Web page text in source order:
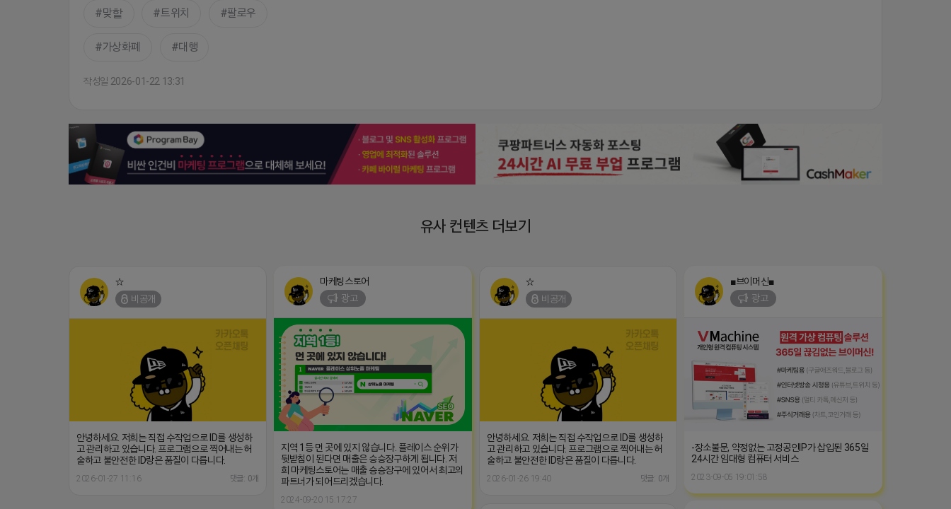
맞핱 트위치 팔로우
가상화폐 대행
작성일 2026-01-22 13:31
유사 컨텐츠 더보기
☆
비공개
안녕하세요. 저희는 직접 수작업으로 ID를 생성하
고 관리하고 있습니다. 프로그램으로 찍어내는 허
술하고 불안전한 ID랑은 품질이 다릅니다.
2026-01-27 11:16 댓글: 0개
마케팅스토어
광고
지역 1등 먼 곳에 있지 않습니다. 플레이스 순위가
뒷받침이 된다면 매출은 승승장구하게 됩니다. 저
희 마케팅스토어는 매출 승승장구에 있어서 최고의
파트너가 되어드리겠습니다.
2024-09-20 15:17:27
☆
비공개
안녕하세요. 저희는 직접 수작업으로 ID를 생성하
고 관리하고 있습니다. 프로그램으로 찍어내는 허
술하고 불안전한 ID랑은 품질이 다릅니다.
2026-01-26 19:40 댓글: 0개
■브이머신■
광고
-장소불문, 약정없는 고정공인IP가 삽입된 365일
24시간 임대형 컴퓨터 서비스
2023-09-05 19:01:58